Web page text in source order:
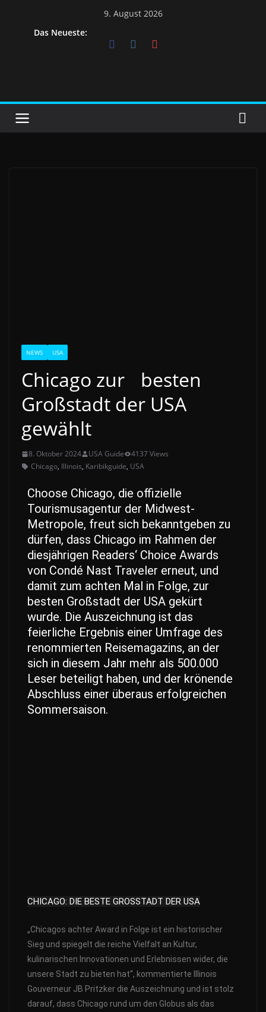
9. August 2026
Das Neueste:
NEWS USA
Chicago zur besten
Großstadt der USA
gewählt
8. Oktober 2024 USA Guide
4137 Views
Chicago, Illinois, Karibikguide, USA
Choose Chicago, die offizielle
Tourismusagentur der Midwest-
Metropole, freut sich bekanntgeben zu
dürfen, dass Chicago im Rahmen der
diesjährigen Readers‘ Choice Awards
von Condé Nast Traveler erneut, und
damit zum achten Mal in Folge, zur
besten Großstadt der USA gekürt
wurde. Die Auszeichnung ist das
feierliche Ergebnis einer Umfrage des
renommierten Reisemagazins, an der
sich in diesem Jahr mehr als 500.000
Leser beteiligt haben, und der krönende
Abschluss einer überaus erfolgreichen
Sommersaison.
CHICAGO: DIE BESTE GROSSTADT DER USA
„Chicagos achter Award in Folge ist ein historischer
Sieg und spiegelt die reiche Vielfalt an Kultur,
kulinarischen Innovationen und Erlebnissen wider, die
unsere Stadt zu bieten hat“, kommentierte Illinois
Gouverneur JB Pritzker die Auszeichnung und ist stolz
darauf, dass Chicago rund um den Globus als das